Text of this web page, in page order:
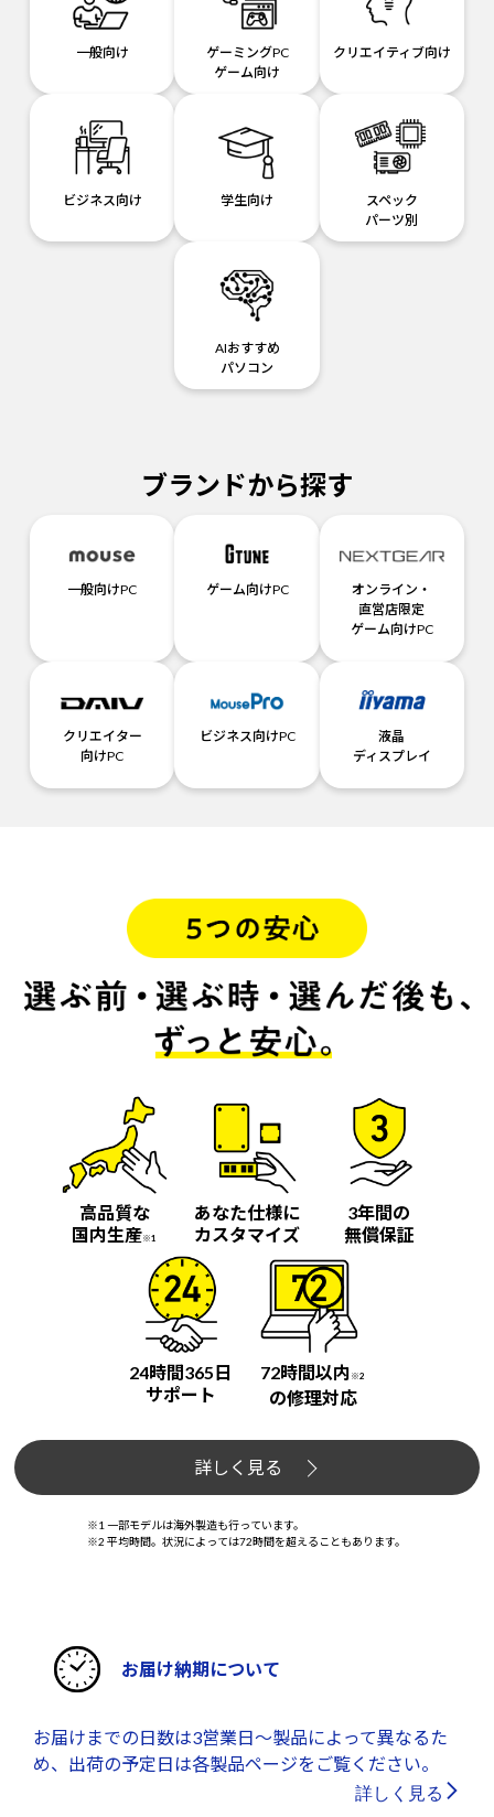
一般向け
ゲーミングPC
ゲーム向け
クリエイティブ向け
ビジネス向け 学生向け
スペック
パーツ別
AIおすすめ
パソコン
ブランドから探す
一般向けPC ゲーム向けPC
オンライン・
直営店限定
ゲーム向けPC
クリエイター
向けPC
ビジネス向けPC
液晶
ディスプレイ
高品質な
国内生産※1
あなた仕様に
カスタマイズ
3年間の
無償保証
24時間365日
サポート
72時間以内 ※2
の修理対応
詳しく見る
※1 一部モデルは海外製造も行っています。
※2 平均時間。状況によっては72時間を超えることもあります。
お届け納期について
お届けまでの日数は3営業日～製品によって異なるた
め、出荷の予定日は各製品ページをご覧ください。
詳しく見る